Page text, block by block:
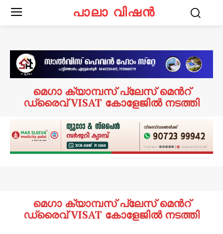
പാലാ വിഷൻ
മെഗാ ക്യാമ്പസ് പ്ലേസ് മെൻറ്
ഡ്രൈവ് VISAT കോളേജിൽ നടത്തി
മെഗാ ക്യാമ്പസ് പ്ലേസ് മെൻറ്
ഡ്രൈവ് VISAT കോളേജിൽ നടത്തി